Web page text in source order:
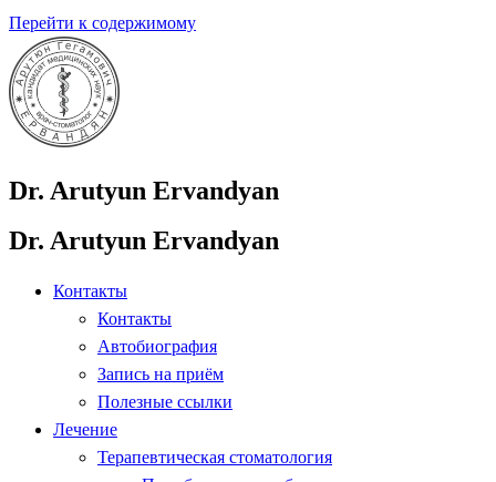
Перейти к содержимому
Dr. Arutyun Ervandyan
Dr. Arutyun Ervandyan
Контакты
Контакты
Автобиография
Запись на приём
Полезные ссылки
Лечение
Терапевтическая стоматология